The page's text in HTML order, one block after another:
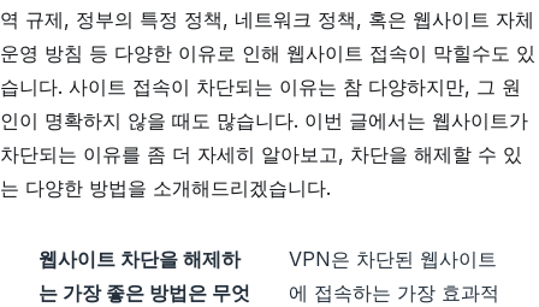
역 규제, 정부의 특정 정책, 네트워크 정책, 혹은 웹사이트 자체
운영 방침 등 다양한 이유로 인해 웹사이트 접속이 막힐수도 있
습니다. 사이트 접속이 차단되는 이유는 참 다양하지만, 그 원
인이 명확하지 않을 때도 많습니다. 이번 글에서는 웹사이트가
차단되는 이유를 좀 더 자세히 알아보고, 차단을 해제할 수 있
는 다양한 방법을 소개해드리겠습니다.
웹사이트 차단을 해제하
는 가장 좋은 방법은 무엇
VPN은 차단된 웹사이트
에 접속하는 가장 효과적